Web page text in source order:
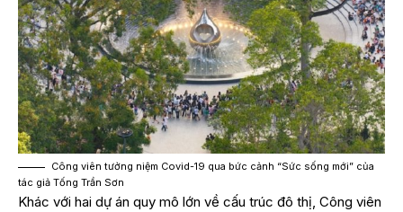
Công viên tưởng niệm Covid-19 qua bức cảnh “Sức sống mới” của
tác giả Tống Trần Sơn
Khác với hai dự án quy mô lớn về cấu trúc đô thị, Công viên